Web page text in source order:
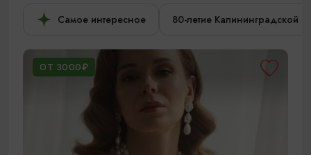
Самое интересное 80-летие Калининградской
ОТ 3000₽